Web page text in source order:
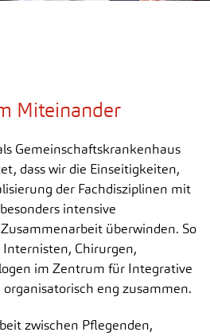
Miteinander
Gemeinschaftskrankenhaus
dass wir die Einseitigkeiten,
der Fachdisziplinen mit
intensive
überwinden. So
Chirurgen,
im Zentrum für Integrative
eng zusammen.
zwischen Pflegenden,